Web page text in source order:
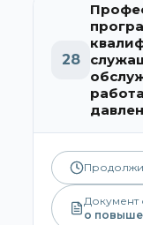
28
Документ
о